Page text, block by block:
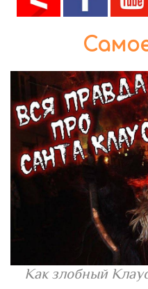
Как злобный